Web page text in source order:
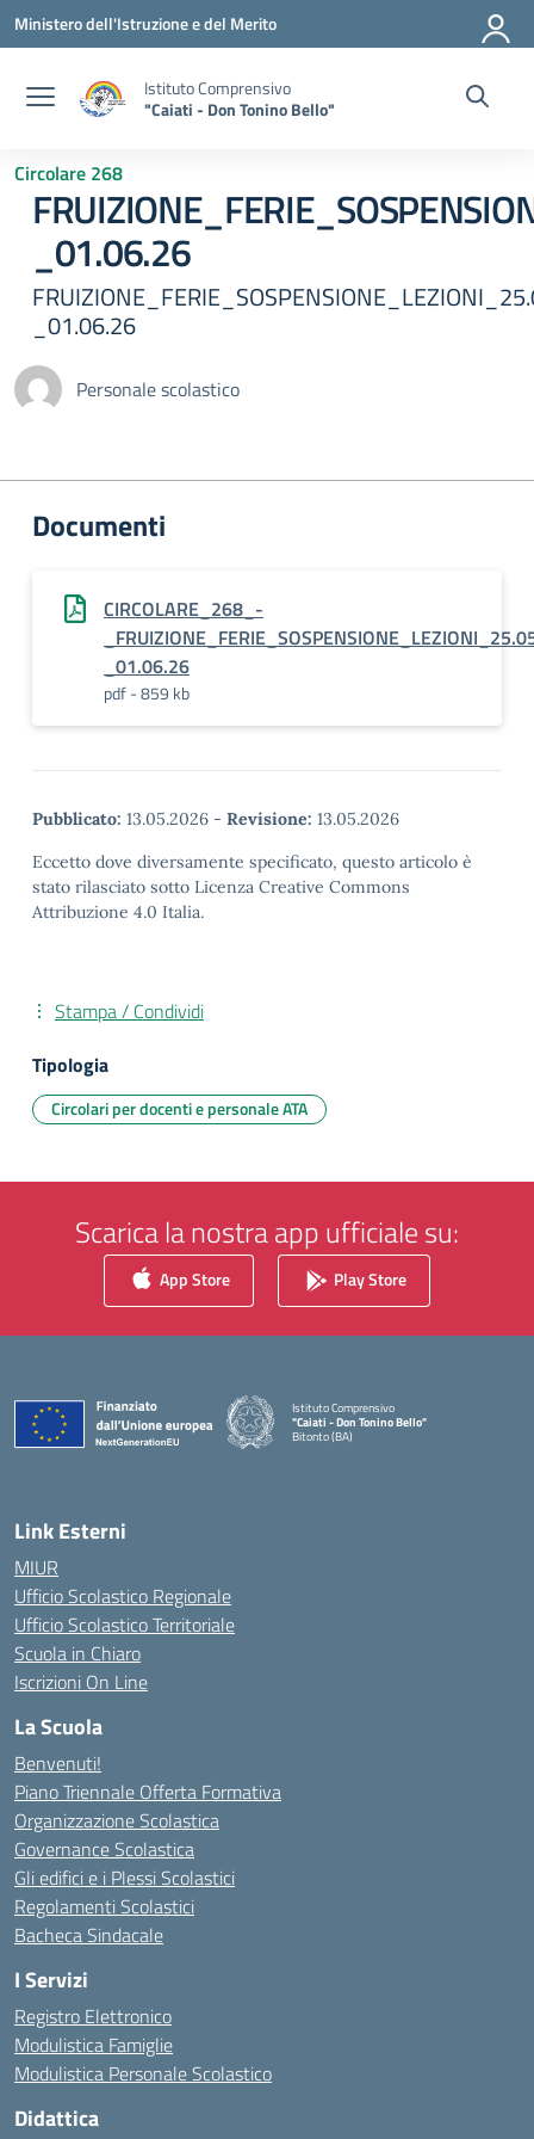
Vai ai contenuti
Vai al menu di navigazione
Vai al footer
Ministero dell'Istruzione e del Merito
Istituto Comprensivo
"Caiati - Don Tonino Bello"
Circolare 268
_01.06.26
_01.06.26
Personale scolastico
Documenti
CIRCOLARE_268_-
_01.06.26
pdf - 859 kb
Pubblicato: 13.05.2026 - Revisione: 13.05.2026
Eccetto dove diversamente specificato, questo articolo è
stato rilasciato sotto Licenza Creative Commons
Attribuzione 4.0 Italia.
Stampa / Condividi
Tipologia
Circolari per docenti e personale ATA
Scarica la nostra app ufficiale su:
App Store Play Store
Istituto Comprensivo
"Caiati - Don Tonino Bello"
Bitonto (BA)
Link Esterni
MIUR
Ufficio Scolastico Regionale
Ufficio Scolastico Territoriale
Scuola in Chiaro
Iscrizioni On Line
La Scuola
Benvenuti!
Piano Triennale Offerta Formativa
Organizzazione Scolastica
Governance Scolastica
Gli edifici e i Plessi Scolastici
Regolamenti Scolastici
Bacheca Sindacale
I Servizi
Registro Elettronico
Modulistica Famiglie
Modulistica Personale Scolastico
Didattica